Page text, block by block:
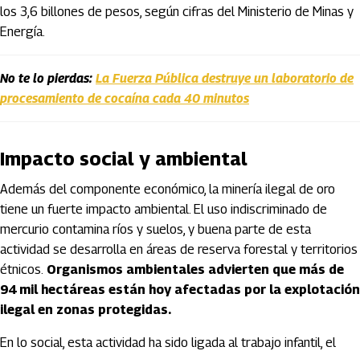
los 3,6 billones de pesos, según cifras del Ministerio de Minas y
Energía.
No te lo pierdas: La Fuerza Pública destruye un laboratorio de
procesamiento de cocaína cada 40 minutos
Impacto social y ambiental
Además del componente económico, la minería ilegal de oro
tiene un fuerte impacto ambiental. El uso indiscriminado de
mercurio contamina ríos y suelos, y buena parte de esta
actividad se desarrolla en áreas de reserva forestal y territorios
étnicos. Organismos ambientales advierten que más de
94 mil hectáreas están hoy afectadas por la explotación
ilegal en zonas protegidas.
En lo social, esta actividad ha sido ligada al trabajo infantil, el